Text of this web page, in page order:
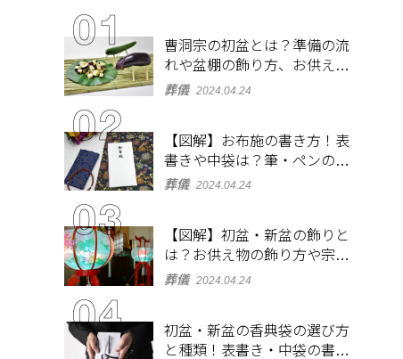
曹洞宗の初盆とは？準備の流
れや盆棚の飾り方、お供え物
を解説
葬儀 2024.04.24
【図解】お布施の書き方！表
書きや中袋は？筆・ペンのマ
ナーとよくあるQ&A集
葬儀 2024.04.24
【図解】初盆・新盆の飾りと
は？お供え物の飾り方や宗派
ごとの違いを解説！
葬儀 2024.04.24
初盆・新盆の香典袋の選び方
と種類！表書き・中袋の書き